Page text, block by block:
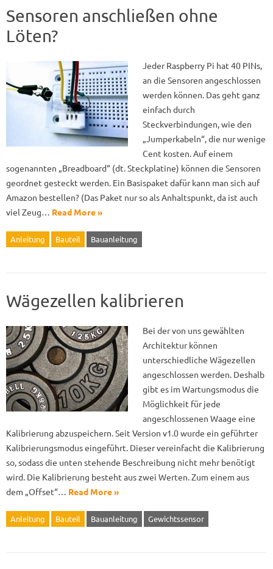
Sensoren anschließen ohne
Löten?
Jeder Raspberry Pi hat 40 PINs,
an die Sensoren angeschlossen
werden können. Das geht ganz
einfach durch
Steckverbindungen, wie den
„Jumperkabeln“, die nur wenige
Cent kosten. Auf einem
sogenannten „Breadboard“ (dt. Steckplatine) können die Sensoren
geordnet gesteckt werden. Ein Basispaket dafür kann man sich auf
Amazon bestellen? (Das Paket nur so als Anhaltspunkt, da ist auch
viel Zeug… Read More »
Anleitung Bauteil Bauanleitung
Wägezellen kalibrieren
Bei der von uns gewählten
Architektur können
unterschiedliche Wägezellen
angeschlossen werden. Deshalb
gibt es im Wartungsmodus die
Möglichkeit für jede
angeschlossenen Waage eine
Kalibrierung abzuspeichern. Seit Version v1.0 wurde ein geführter
Kalibrierungsmodus eingeführt. Dieser vereinfacht die Kalibrierung
so, sodass die unten stehende Beschreibung nicht mehr benötigt
wird. Die Kalibrierung besteht aus zwei Werten. Zum einem aus
dem „Offset“… Read More »
Anleitung Bauteil Bauanleitung Gewichtssensor